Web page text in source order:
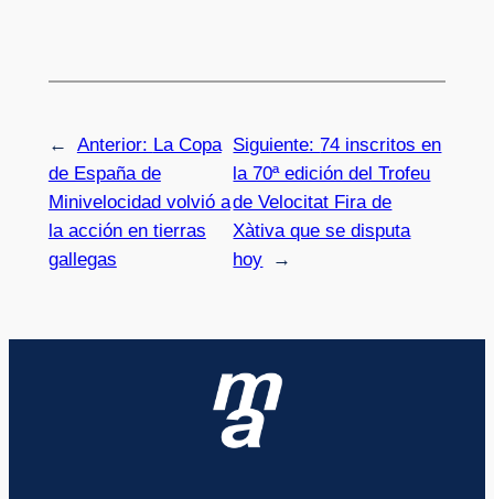
← Anterior: La Copa
de España de
Minivelocidad volvió a
la acción en tierras
gallegas
Siguiente:74 inscritos en
la 70ª edición del Trofeu
de Velocitat Fira de
Xàtiva que se disputa
hoy
→